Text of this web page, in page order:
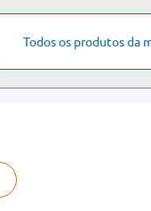
Todos os produtos da